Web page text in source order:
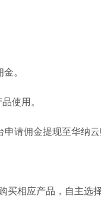
。
使用。
请佣金提现至华纳云
买相应产品，自主选